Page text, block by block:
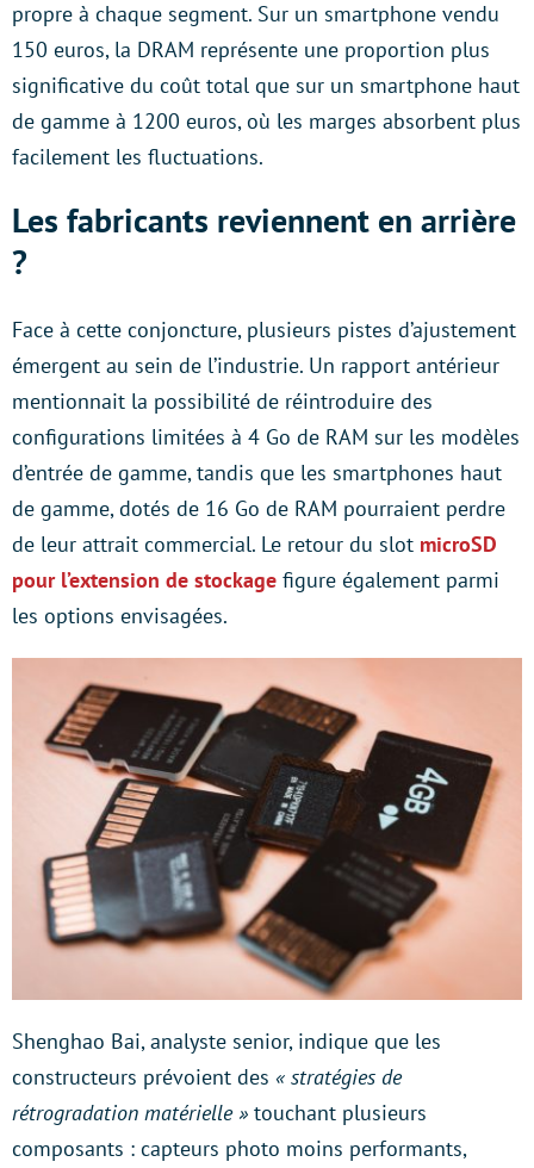
propre à chaque segment. Sur un smartphone vendu
150 euros, la DRAM représente une proportion plus
significative du coût total que sur un smartphone haut
de gamme à 1200 euros, où les marges absorbent plus
facilement les fluctuations.
Les fabricants reviennent en arrière
?
Face à cette conjoncture, plusieurs pistes d’ajustement
émergent au sein de l’industrie. Un rapport antérieur
mentionnait la possibilité de réintroduire des
configurations limitées à 4 Go de RAM sur les modèles
d’entrée de gamme, tandis que les smartphones haut
de gamme, dotés de 16 Go de RAM pourraient perdre
de leur attrait commercial. Le retour du slot microSD
pour l’extension de stockage figure également parmi
les options envisagées.
Shenghao Bai, analyste senior, indique que les
constructeurs prévoient des « stratégies de
rétrogradation matérielle » touchant plusieurs
composants : capteurs photo moins performants,